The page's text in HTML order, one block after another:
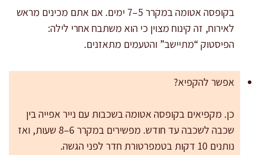
בקופסה אטומה במקרר 5–7 ימים. אם אתם מכינים מראש
לאירוח, זה קינוח מצוין כי הוא משתבח אחרי לילה:
הפיסטוק “מתיישב” והטעמים מתאזנים.
אפשר להקפיא?
כן. מקפיאים בקופסה אטומה בשכבות עם נייר אפייה בין
שכבה לשכבה עד חודש. מפשירים במקרר 6–8 שעות, ואז
נותנים 10 דקות בטמפרטורת חדר לפני הגשה.